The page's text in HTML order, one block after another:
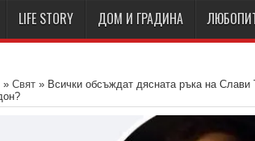
LIFE STORY ДОМ И ГРАДИНА
» Свят » Всички обсъждат дясната ръка на